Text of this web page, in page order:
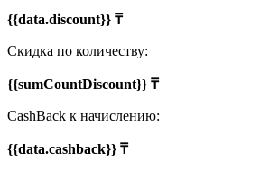
{{data.discount}} ₸
Скидка по количеству:
{{sumCountDiscount}} ₸
CashBack к начислению:
{{data.cashback}} ₸